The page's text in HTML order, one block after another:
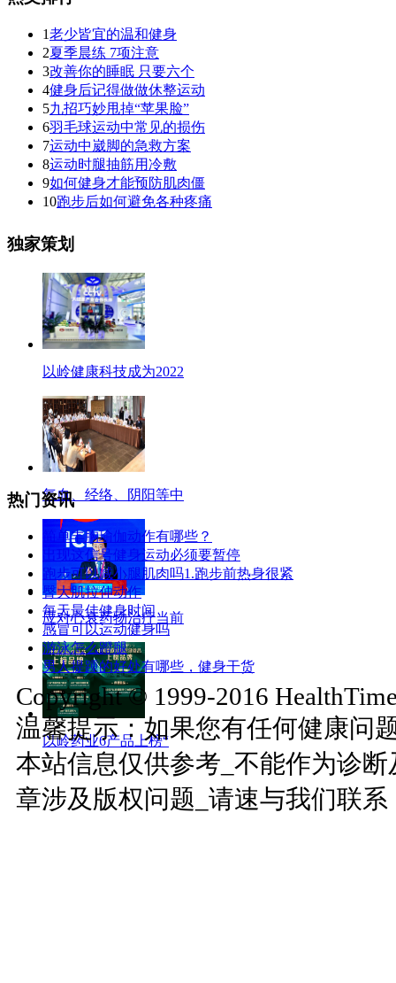
1老少皆宜的温和健身
2夏季晨练 7项注意
3改善你的睡眠 只要六个
4健身后记得做做休整运动
5九招巧妙甩掉“苹果脸”
6羽毛球运动中常见的损伤
7运动中崴脚的急救方案
8运动时腿抽筋用冷敷
9如何健身才能预防肌肉僵
10跑步后如何避免各种疼痛
独家策划
以岭健康科技成为2022
气血、经络、阴阳等中
应对心衰药物治疗当前
以岭药业6产品上榜“
热门资讯
简单丰胸瑜伽动作有哪些？
出现这信号健身运动必须要暂停
跑步可以减小腿肌肉吗1.跑步前热身很紧
臀大肌拉伸动作
每天最佳健身时间
感冒可以运动健身吗
游泳怎么蹬腿
男人提踵的好处有哪些，健身干货
Copyright © 1999-2016
温馨提示：如果您有任何健康问
本站信息仅供参考_不能作为诊
章涉及版权问题_请速与我们联系